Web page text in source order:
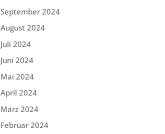
September 2024
August 2024
Juli 2024
Juni 2024
Mai 2024
April 2024
März 2024
Februar 2024